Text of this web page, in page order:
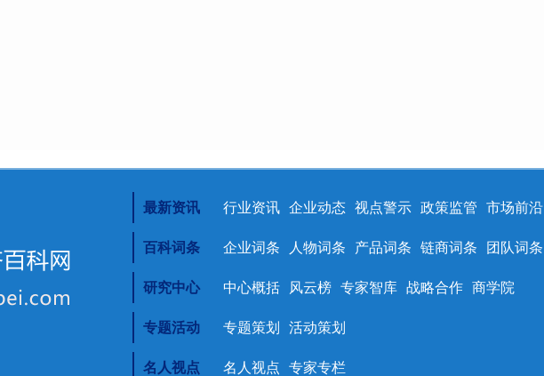
最新资讯 行业资讯 企业动态 视点警示 政策监管 市场前沿
百科词条 企业词条 人物词条 产品词条 链商词条 团队词条
研究中心 中心概括 风云榜 专家智库 战略合作 商学院
专题活动 专题策划 活动策划
名人视点 名人视点 专家专栏